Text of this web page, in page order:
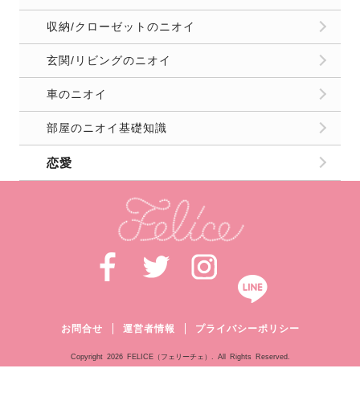
収納/クローゼットのニオイ
玄関/リビングのニオイ
車のニオイ
部屋のニオイ基礎知識
恋愛
お問合せ 運営者情報 プライバシーポリシー
Copyright 2026 FELICE（フェリーチェ）. All Rights Reserved.